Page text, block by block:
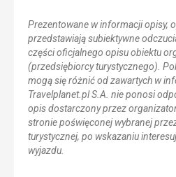
Prezentowane w informacji opisy,
przedstawiają subiektywne
części oficjalnego opisu obiektu
(przedsiębiorcy turystycznego).
mogą się różnić od zawartych w
Travelplanet.pl S.A. nie ponosi
opis dostarczony przez
stronie poświęconej wybranej
turystycznej, po wskazaniu
wyjazdu.